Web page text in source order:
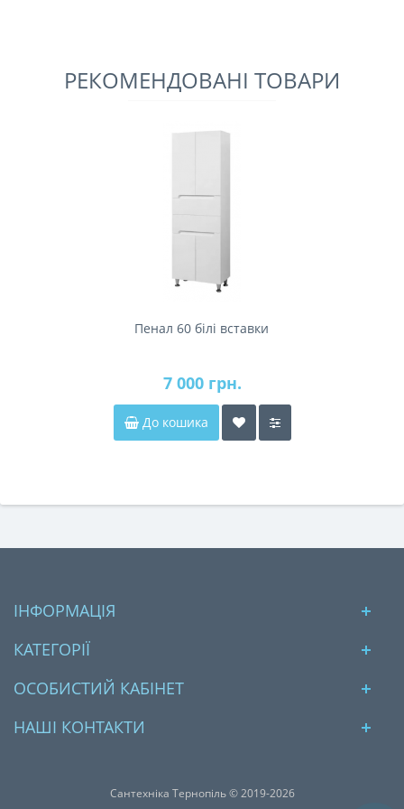
РЕКОМЕНДОВАНІ ТОВАРИ
Пенал 60 білі вставки
7 000 грн.
До кошика
ІНФОРМАЦІЯ
КАТЕГОРІЇ
ОСОБИСТИЙ КАБІНЕТ
НАШІ КОНТАКТИ
Сантехніка Тернопіль © 2019-2026